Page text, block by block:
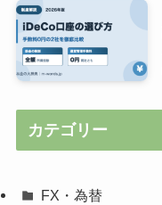
カテゴリー
FX・為替